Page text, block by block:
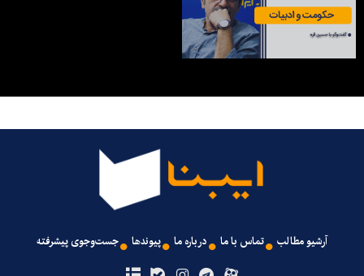
آرشیو مطالب تماس با ما درباره ما پیوندها جست‌وجوی پیشرفته